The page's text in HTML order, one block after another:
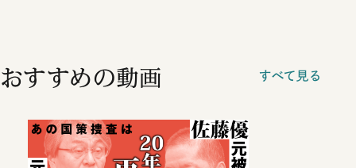
おすすめの動画 すべて見る